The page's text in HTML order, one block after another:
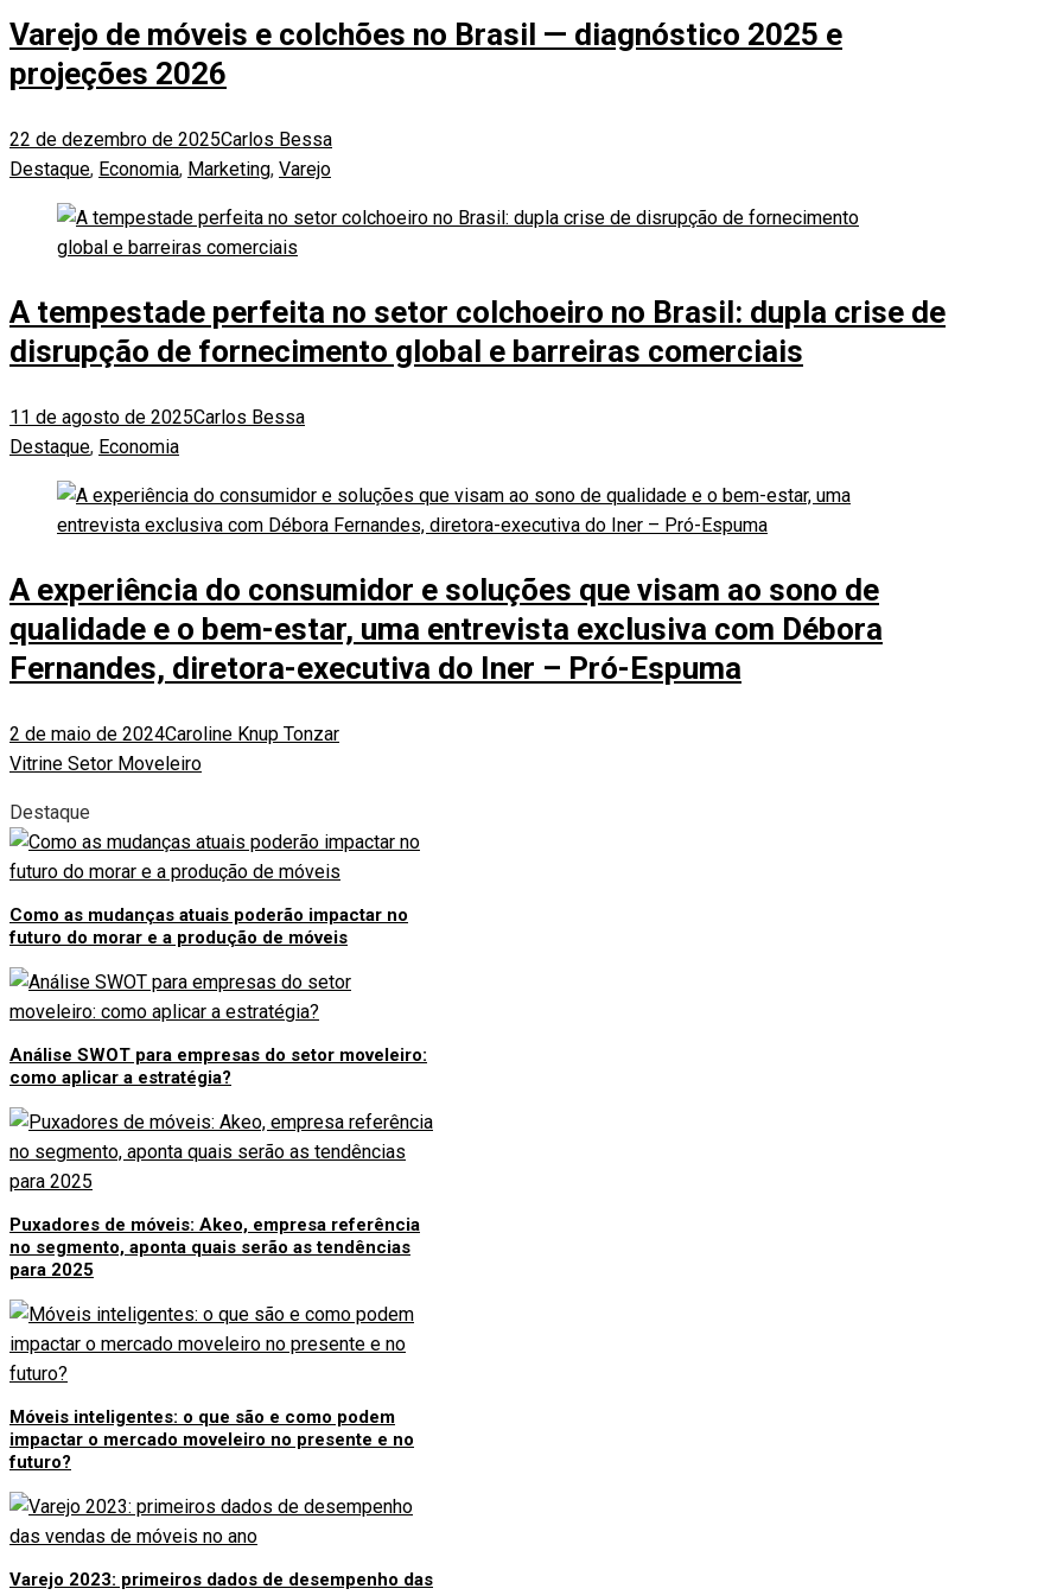
Varejo de móveis e colchões no Brasil — diagnóstico 2025 e
projeções 2026
22 de dezembro de 2025Carlos Bessa
Destaque, Economia, Marketing, Varejo
A tempestade perfeita no setor colchoeiro no Brasil: dupla crise de
disrupção de fornecimento global e barreiras comerciais
11 de agosto de 2025Carlos Bessa
Destaque, Economia
A experiência do consumidor e soluções que visam ao sono de
qualidade e o bem-estar, uma entrevista exclusiva com Débora
Fernandes, diretora-executiva do Iner – Pró-Espuma
2 de maio de 2024Caroline Knup Tonzar
Vitrine Setor Moveleiro
Destaque
Como as mudanças atuais poderão impactar no
futuro do morar e a produção de móveis
Análise SWOT para empresas do setor moveleiro:
como aplicar a estratégia?
Puxadores de móveis: Akeo, empresa referência
no segmento, aponta quais serão as tendências
para 2025
Móveis inteligentes: o que são e como podem
impactar o mercado moveleiro no presente e no
futuro?
Varejo 2023: primeiros dados de desempenho das